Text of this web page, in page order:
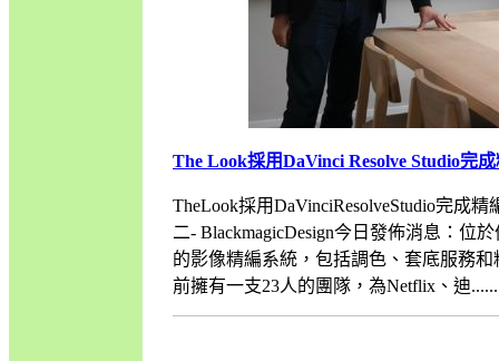
The Look採用DaVinci Resolve Studio完
TheLook採用DaVinciResolveStudio完成
二- BlackmagicDesign今日發佈消息：位
的影像精編系統，包括調色、套底服務和
前擁有一支23人的團隊，為Netflix、迪